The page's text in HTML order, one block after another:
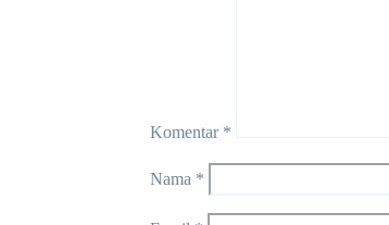
Komentar *
Nama *